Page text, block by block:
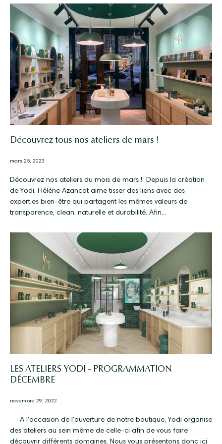
Découvrez tous nos ateliers de mars !
mars 25, 2023
Découvrez nos ateliers du mois de mars ! Depuis la création
de Yodi, Hélène Azancot aime tisser des liens avec des
expert.es bien-être qui partagent les mêmes valeurs de
transparence, clean, naturelle et durabilité. Afin...
LES ATELIERS YODI - PROGRAMMATION
DÉCEMBRE
novembre 29, 2022
A l'occasion de l'ouverture de notre boutique, Yodi organise
des ateliers au sein même de celle-ci afin de vous faire
découvrir différents domaines. Nous vous présentons donc ici